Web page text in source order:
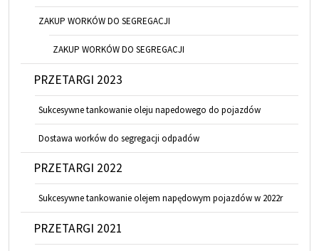
ZAKUP WORKÓW DO SEGREGACJI
ZAKUP WORKÓW DO SEGREGACJI
PRZETARGI 2023
Sukcesywne tankowanie oleju napedowego do pojazdów
Dostawa worków do segregacji odpadów
PRZETARGI 2022
Sukcesywne tankowanie olejem napędowym pojazdów w 2022r
PRZETARGI 2021